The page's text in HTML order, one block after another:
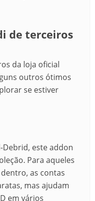
de terceiros
da loja oficial
outros ótimos
se estiver
Debrid, este addon
Para aqueles
as contas
mas ajudam
em vários